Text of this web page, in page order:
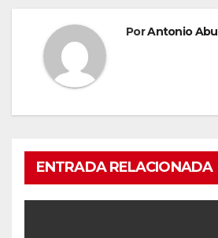
PorAntonio Abu
ENTRADA RELACIONADA